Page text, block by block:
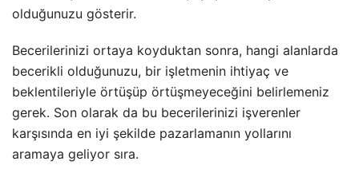
olduğunuzu gösterir.
Becerilerinizi ortaya koyduktan sonra, hangi alanlarda
becerikli olduğunuzu, bir işletmenin ihtiyaç ve
beklentileriyle örtüşüp örtüşmeyeceğini belirlemeniz
gerek. Son olarak da bu becerilerinizi işverenler
karşısında en iyi şekilde pazarlamanın yollarını
aramaya geliyor sıra.